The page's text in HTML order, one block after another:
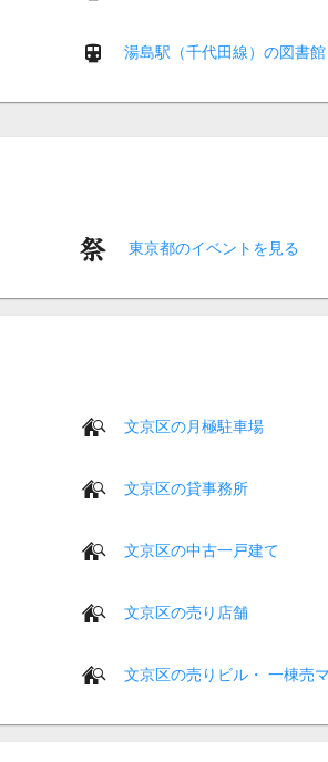
湯島駅（千代田線）の図書館
東京都のイベントを見る
文京区の月極駐車場
文京区の貸事務所
文京区の中古一戸建て
文京区の売り店舗
文京区の売りビル・ 一棟売